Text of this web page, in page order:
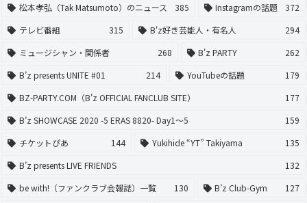
松本孝弘（Tak Matsumoto）のニュース
385 Instagramの話題
372
テレビ番組
315 B'z好き芸能人・有名人
294
ミュージシャン・関係者
268 B'z PARTY
262
B’z presents UNITE #01
214 YouTubeの話題
179
BZ-PARTY.COM（B'z OFFICIAL FANCLUB SITE）
177
B’z SHOWCASE 2020 -5 ERAS 8820- Day1〜5
159
チケットぴあ
144 Yukihide “YT” Takiyama
135
B’z presents LIVE FRIENDS
132
be with!（ファンクラブ会報誌）一覧
130 B’z Club-Gym
127